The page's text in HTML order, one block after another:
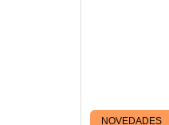
NOVEDADES